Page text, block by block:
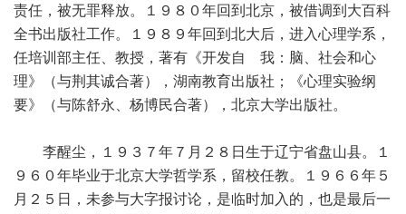
责任，被无罪释放。１９８０年回到北京，被借调到大百科
全书出版社工作。１９８９年回到北大后，进入心理学系，
任培训部主任、教授，著有《开发自 我：脑、社会和心
理》（与荆其诚合著），湖南教育出版社；《心理实验纲
要》（与陈舒永、杨博民合著），北京大学出版社。
李醒尘，１９３７年７月２８日生于辽宁省盘山县。１
９６０年毕业于北京大学哲学系，留校任教。１９６６年５
月２５日，未参与大字报讨论，是临时加入的，也是最后一